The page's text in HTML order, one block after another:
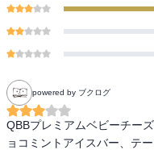
powered by ブクログ
QBBプレミアムベビーチー
ョコミントアイスバー、テ